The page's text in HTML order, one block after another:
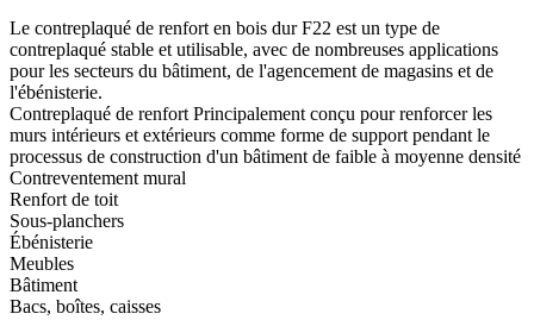
Le contreplaqué de renfort en bois dur F22 est un type de
contreplaqué stable et utilisable, avec de nombreuses applications
pour les secteurs du bâtiment, de l'agencement de magasins et de
l'ébénisterie.
Contreplaqué de renfort Principalement conçu pour renforcer les
murs intérieurs et extérieurs comme forme de support pendant le
processus de construction d'un bâtiment de faible à moyenne densité
Contreventement mural
Renfort de toit
Sous-planchers
Ébénisterie
Meubles
Bâtiment
Bacs, boîtes, caisses